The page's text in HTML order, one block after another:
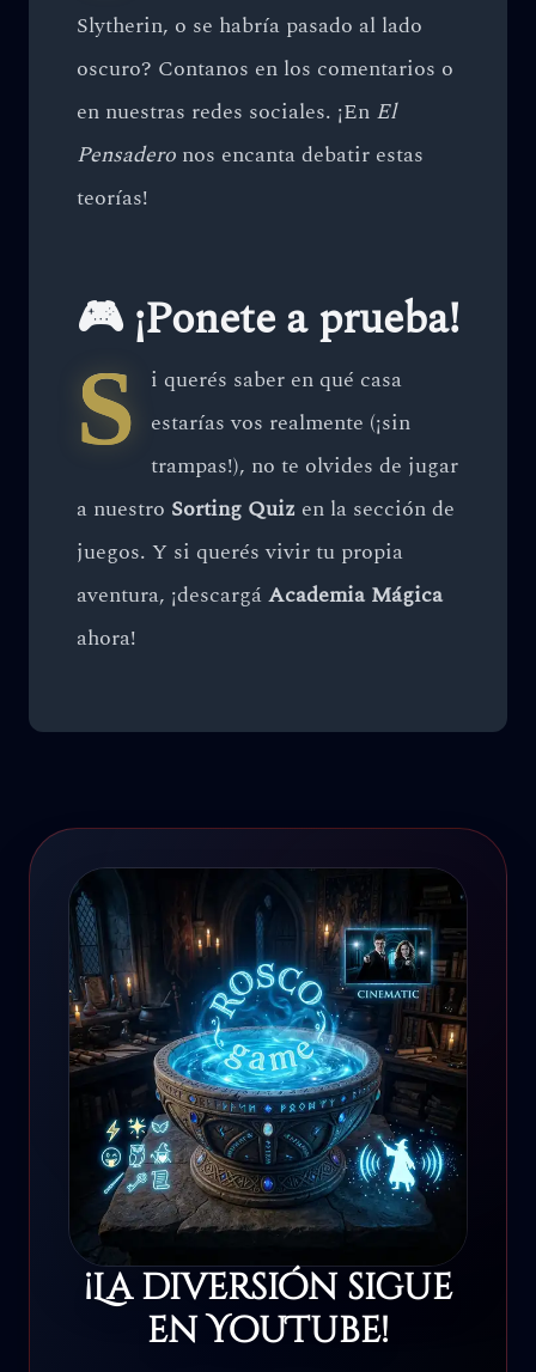
Slytherin, o se habría pasado al lado
oscuro? Contanos en los comentarios o
en nuestras redes sociales. ¡En El
Pensadero nos encanta debatir estas
teorías!
🎮 ¡Ponete a prueba!
S
i querés saber en qué casa
estarías vos realmente (¡sin
trampas!), no te olvides de jugar
a nuestro Sorting Quiz en la sección de
juegos. Y si querés vivir tu propia
aventura, ¡descargáAcademia Mágica
ahora!
¡La diversión sigue
en YouTube!